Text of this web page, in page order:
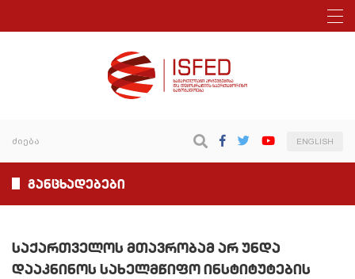
ENGLISH
განცხადებები
საქართველოს მთავრობამ არ უნდა
დააკნინოს სახელმწიფო ინსტიტუტების